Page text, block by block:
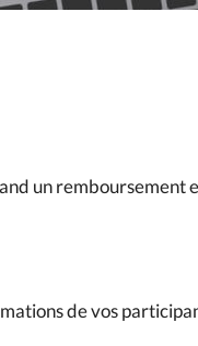
un remboursement
de vos